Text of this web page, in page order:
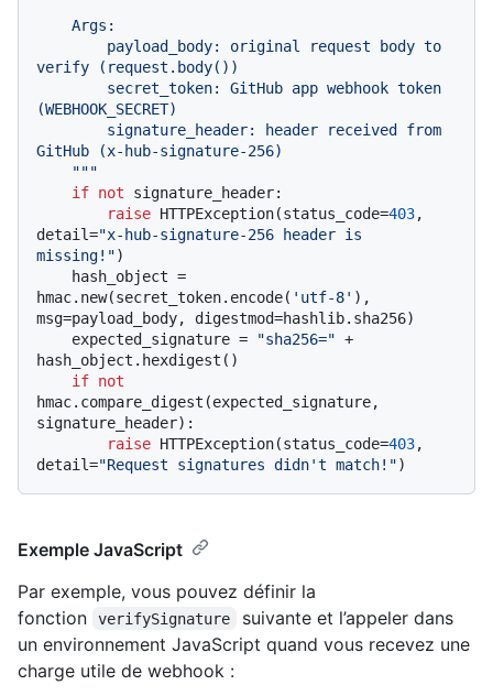
verify (request.body())
(WEBHOOK_SECRET)
GitHub (x-hub-signature-256)
    """
if not signature_header:
raise HTTPException(status_code=403,
detail="x-hub-signature-256 header is
missing!")
hmac.new(secret_token.encode( 'utf-8' ),
msg=payload_body, digestmod=hashlib.sha256)
    expected_signature =
"sha256=" +
hash_object.hexdigest()
if not
hmac.compare_digest(expected_signature,
signature_header):
raise HTTPException(status_code=403,
detail="Request signatures didn't match!"
Exemple JavaScript
Par exemple, vous pouvez définir la
fonction
verifySignature
suivante et l’appeler dans
un environnement JavaScript quand vous recevez une
charge utile de webhook :